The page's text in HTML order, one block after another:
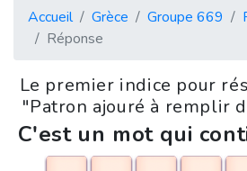
Accueil Grèce Groupe 669
Réponse
Le premier indice pour
"Patron ajouré à remplir
C'est un mot qui